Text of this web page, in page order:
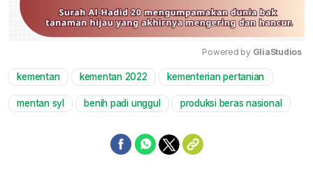
Mute
Powered by GliaStudios
kementan kementan 2022 kementerian pertanian
mentan syl benih padi unggul produksi beras nasional